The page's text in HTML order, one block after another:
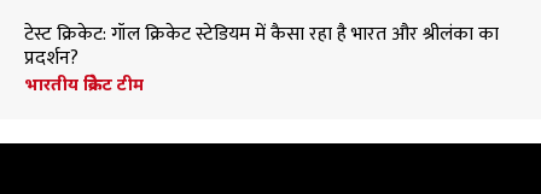
टेस्ट क्रिकेट: गॉल क्रिकेट स्टेडियम में कैसा रहा है भारत और श्रीलंका का
प्रदर्शन?
भारतीय क्रिकेट टीम